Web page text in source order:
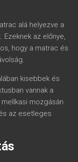
alá helyezve a
az előnye,
hogy a matrac és
kisebbek és
vannak a
mozgásán
az esetleges